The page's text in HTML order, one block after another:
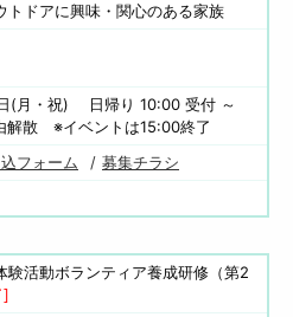
トドアに興味・関心のある家族
(月・祝) 日帰り 10:00 受付 ～
解散 ※イベントは15:00終了
フォーム
募集チラシ
験活動ボランティア養成研修（第2
]